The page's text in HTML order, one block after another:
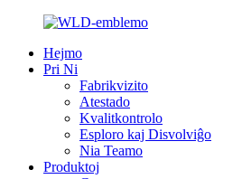
Hejmo
Pri Ni
Fabrikvizito
Atestado
Kvalitkontrolo
Esploro kaj Disvolviĝo
Nia Teamo
Produktoj